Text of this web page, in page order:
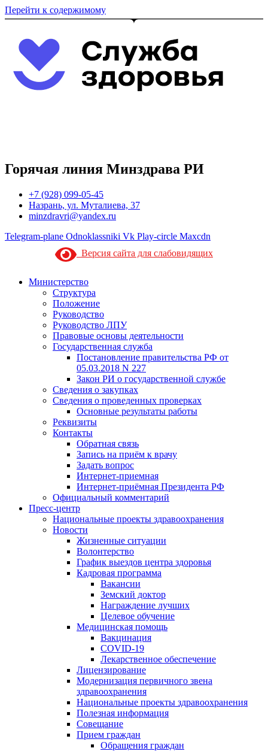
Перейти к содержимому
Горячая линия Минздрава РИ
+7 (928) 099-05-45
Назрань, ул. Муталиева, 37
minzdravri@yandex.ru
Telegram-plane Odnoklassniki Vk Play-circle Maxcdn
Версия сайта для слабовидящих
Министерство
Структура
Положение
Руководство
Руководство ЛПУ
Правовые основы деятельности
Государственная служба
Постановление правительства РФ от
05.03.2018 N 227
Закон РИ о государственной службе
Сведения о закупках
Сведения о проведенных проверках
Основные результаты работы
Реквизиты
Контакты
Обратная связь
Запись на приём к врачу
Задать вопрос
Интернет-приемная
Интернет-приёмная Президента РФ
Официальный комментарий
Пресс-центр
Национальные проекты здравоохранения
Новости
Жизненные ситуации
Волонтерство
График выездов центра здоровья
Кадровая программа
Вакансии
Земский доктор
Награждение лучших
Целевое обучение
Медицинская помощь
Вакцинация
COVID-19
Лекарственное обеспечение
Лицензирование
Модернизация первичного звена
здравоохранения
Национальные проекты здравоохранения
Полезная информация
Совещание
Прием граждан
Обращения граждан